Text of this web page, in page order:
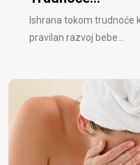
Ishrana tokom trudnoće
pravilan razvoj bebe...